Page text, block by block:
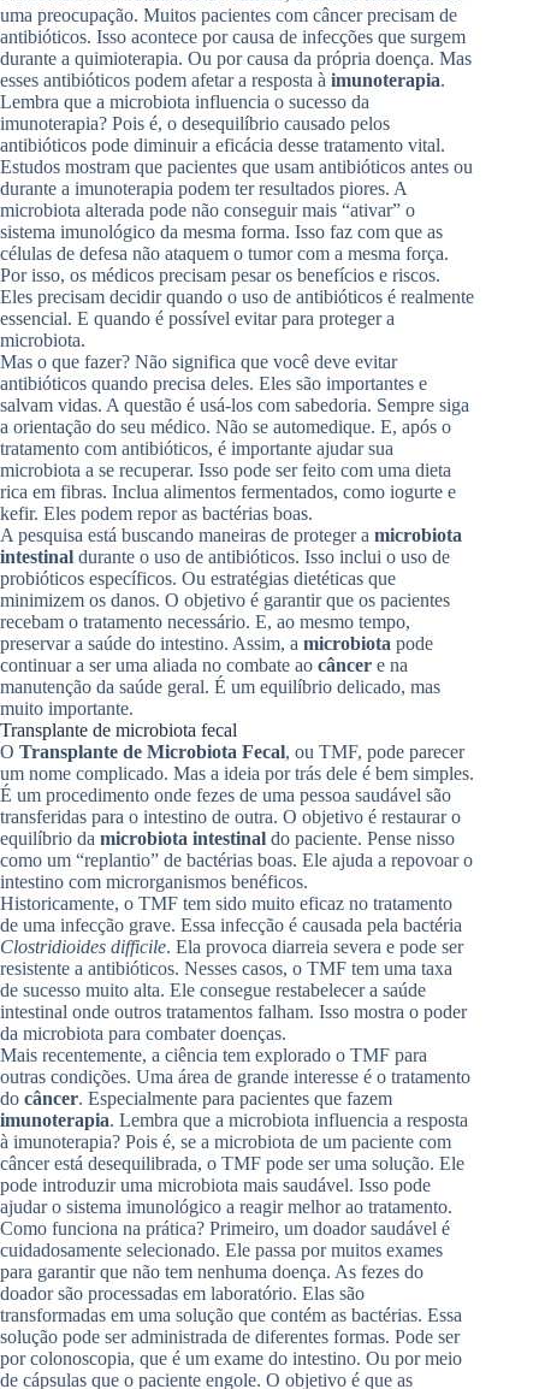
uma preocupação. Muitos pacientes com câncer precisam de
antibióticos. Isso acontece por causa de infecções que surgem
durante a quimioterapia. Ou por causa da própria doença. Mas
esses antibióticos podem afetar a resposta à imunoterapia.
Lembra que a microbiota influencia o sucesso da
imunoterapia? Pois é, o desequilíbrio causado pelos
antibióticos pode diminuir a eficácia desse tratamento vital.
Estudos mostram que pacientes que usam antibióticos antes ou
durante a imunoterapia podem ter resultados piores. A
microbiota alterada pode não conseguir mais “ativar” o
sistema imunológico da mesma forma. Isso faz com que as
células de defesa não ataquem o tumor com a mesma força.
Por isso, os médicos precisam pesar os benefícios e riscos.
Eles precisam decidir quando o uso de antibióticos é realmente
essencial. E quando é possível evitar para proteger a
microbiota.
Mas o que fazer? Não significa que você deve evitar
antibióticos quando precisa deles. Eles são importantes e
salvam vidas. A questão é usá-los com sabedoria. Sempre siga
a orientação do seu médico. Não se automedique. E, após o
tratamento com antibióticos, é importante ajudar sua
microbiota a se recuperar. Isso pode ser feito com uma dieta
rica em fibras. Inclua alimentos fermentados, como iogurte e
kefir. Eles podem repor as bactérias boas.
A pesquisa está buscando maneiras de proteger a microbiota
intestinal durante o uso de antibióticos. Isso inclui o uso de
probióticos específicos. Ou estratégias dietéticas que
minimizem os danos. O objetivo é garantir que os pacientes
recebam o tratamento necessário. E, ao mesmo tempo,
preservar a saúde do intestino. Assim, a microbiota pode
continuar a ser uma aliada no combate ao câncer e na
manutenção da saúde geral. É um equilíbrio delicado, mas
muito importante.
Transplante de microbiota fecal
O Transplante de Microbiota Fecal, ou TMF, pode parecer
um nome complicado. Mas a ideia por trás dele é bem simples.
É um procedimento onde fezes de uma pessoa saudável são
transferidas para o intestino de outra. O objetivo é restaurar o
equilíbrio da microbiota intestinal do paciente. Pense nisso
como um “replantio” de bactérias boas. Ele ajuda a repovoar o
intestino com microrganismos benéficos.
Historicamente, o TMF tem sido muito eficaz no tratamento
de uma infecção grave. Essa infecção é causada pela bactéria
Clostridioides difficile. Ela provoca diarreia severa e pode ser
resistente a antibióticos. Nesses casos, o TMF tem uma taxa
de sucesso muito alta. Ele consegue restabelecer a saúde
intestinal onde outros tratamentos falham. Isso mostra o poder
da microbiota para combater doenças.
Mais recentemente, a ciência tem explorado o TMF para
outras condições. Uma área de grande interesse é o tratamento
do câncer. Especialmente para pacientes que fazem
imunoterapia. Lembra que a microbiota influencia a resposta
à imunoterapia? Pois é, se a microbiota de um paciente com
câncer está desequilibrada, o TMF pode ser uma solução. Ele
pode introduzir uma microbiota mais saudável. Isso pode
ajudar o sistema imunológico a reagir melhor ao tratamento.
Como funciona na prática? Primeiro, um doador saudável é
cuidadosamente selecionado. Ele passa por muitos exames
para garantir que não tem nenhuma doença. As fezes do
doador são processadas em laboratório. Elas são
transformadas em uma solução que contém as bactérias. Essa
solução pode ser administrada de diferentes formas. Pode ser
por colonoscopia, que é um exame do intestino. Ou por meio
de cápsulas que o paciente engole. O objetivo é que as